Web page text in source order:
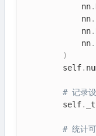
            nn
.
            nn
.
            nn
.
            nn
.
)
        self
.
# 记录
        self
.
# 统计